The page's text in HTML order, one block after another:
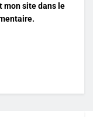
mon site dans le